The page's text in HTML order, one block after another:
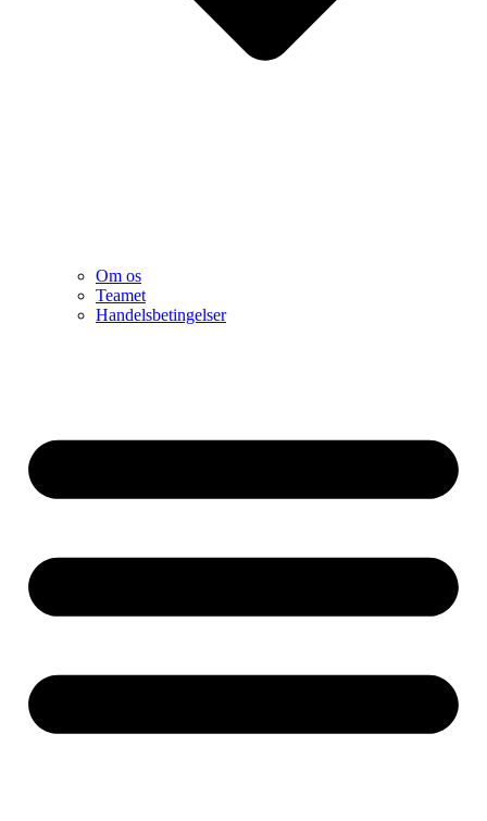
Om os
Teamet
Handelsbetingelser